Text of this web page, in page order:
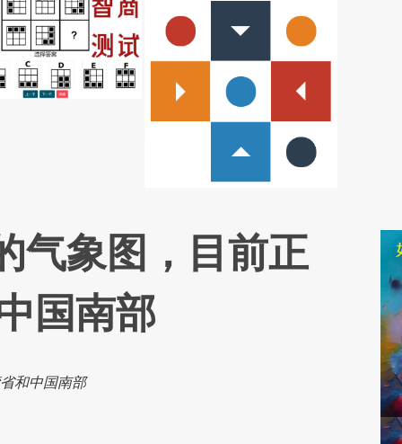
气象图，目前正
国南部
和中国南部